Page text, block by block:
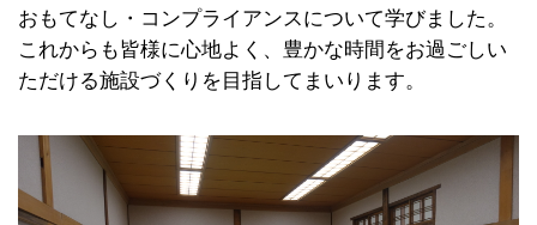
おもてなし・コンプライアンスについて学びました。
これからも皆様に心地よく、豊かな時間をお過ごしい
ただける施設づくりを目指してまいります。